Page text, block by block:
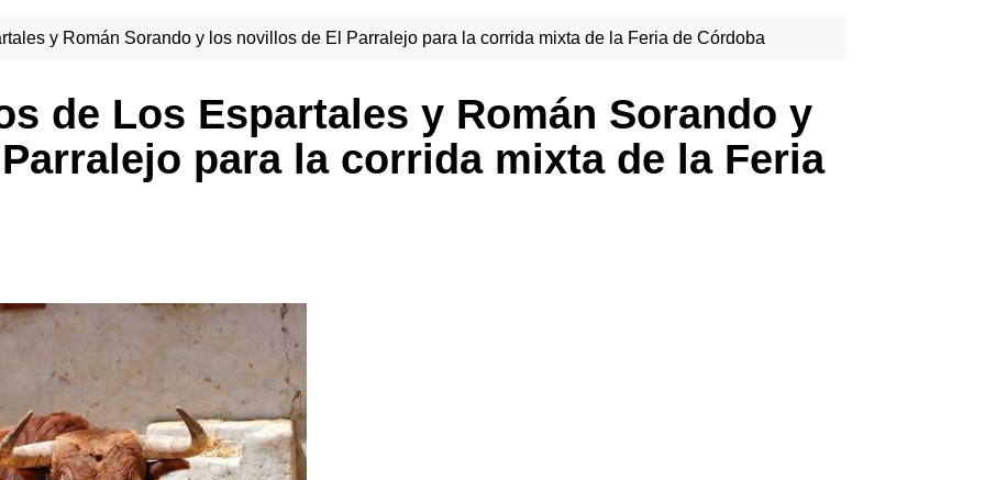
y Román Sorando y los novillos de El Parralejo para la corrida mixta de la Feria de Córdoba
de Los Espartales y Román Sorando y
para la corrida mixta de la Feria